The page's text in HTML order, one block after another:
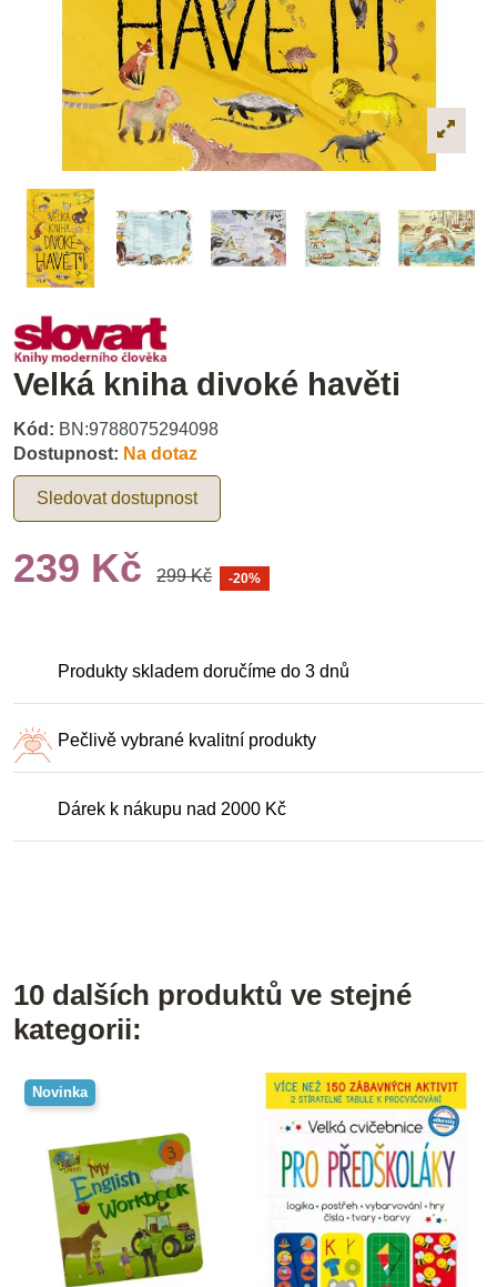
Velká kniha divoké havěti
Kód: BN:9788075294098
Dostupnost: Na dotaz
Sledovat dostupnost
239 Kč 299 Kč -20%
Produkty skladem doručíme do 3 dnů
Pečlivě vybrané kvalitní produkty
Dárek k nákupu nad 2000 Kč
10 dalších produktů ve stejné
kategorii:
Novinka